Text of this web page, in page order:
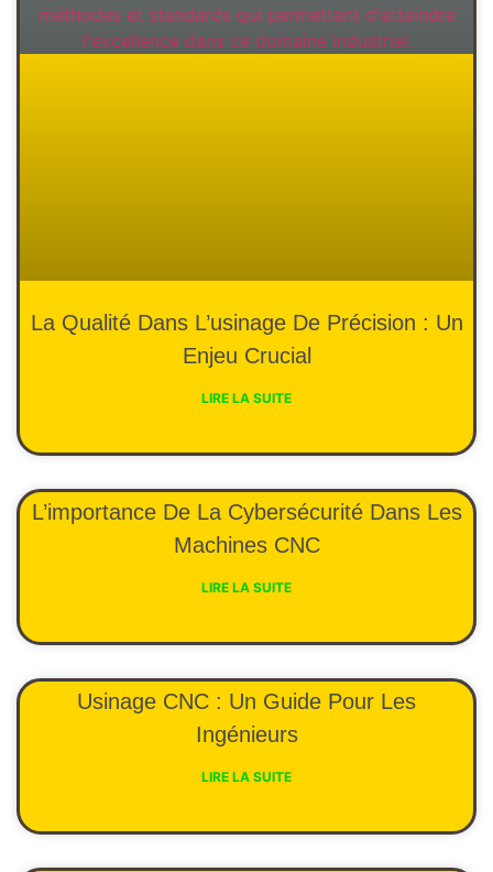
La Qualité Dans L’usinage De Précision : Un
Enjeu Crucial
LIRE LA SUITE
L’importance De La Cybersécurité Dans Les
Machines CNC
LIRE LA SUITE
Usinage CNC : Un Guide Pour Les
Ingénieurs
LIRE LA SUITE